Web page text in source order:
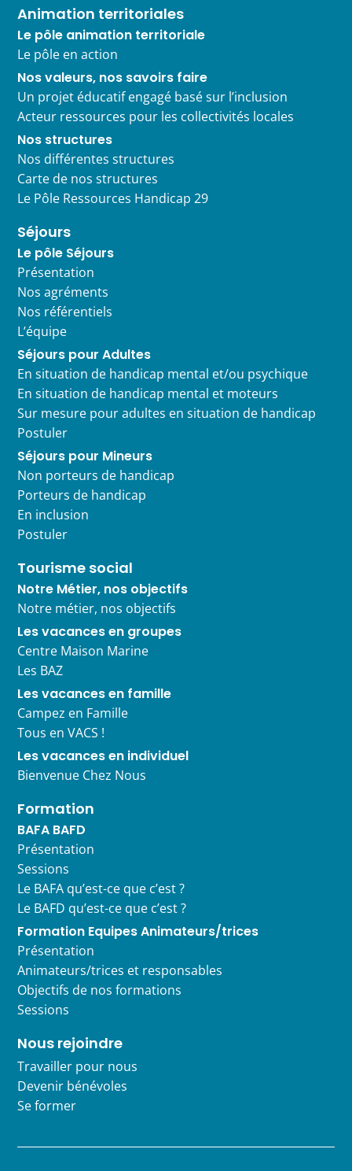
Animation territoriales
Le pôle animation territoriale
Le pôle en action
Nos valeurs, nos savoirs faire
Un projet éducatif engagé basé sur l’inclusion
Acteur ressources pour les collectivités locales
Nos structures
Nos différentes structures
Carte de nos structures
Le Pôle Ressources Handicap 29
Séjours
Le pôle Séjours
Présentation
Nos agréments
Nos référentiels
L’équipe
Séjours pour Adultes
En situation de handicap mental et/ou psychique
En situation de handicap mental et moteurs
Sur mesure pour adultes en situation de handicap
Postuler
Séjours pour Mineurs
Non porteurs de handicap
Porteurs de handicap
En inclusion
Postuler
Tourisme social
Notre Métier, nos objectifs
Notre métier, nos objectifs
Les vacances en groupes
Centre Maison Marine
Les BAZ
Les vacances en famille
Campez en Famille
Tous en VACS !
Les vacances en individuel
Bienvenue Chez Nous
Formation
BAFA BAFD
Présentation
Sessions
Le BAFA qu’est-ce que c’est ?
Le BAFD qu’est-ce que c’est ?
Formation Equipes Animateurs/trices
Présentation
Animateurs/trices et responsables
Objectifs de nos formations
Sessions
Nous rejoindre
Travailler pour nous
Devenir bénévoles
Se former